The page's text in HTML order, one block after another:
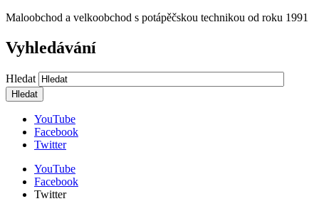
Maloobchod a velkoobchod s potápěčskou technikou od roku 1991
Vyhledávání
Hledat
YouTube
Facebook
Twitter
YouTube
Facebook
Twitter